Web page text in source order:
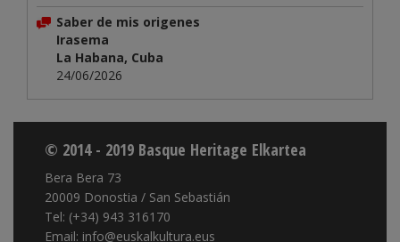
Saber de mis origenes
Irasema
La Habana, Cuba
24/06/2026
© 2014 - 2019 Basque Heritage Elkartea
Bera Bera 73
20009 Donostia / San Sebastián
Tel: (+34) 943 316170
Email: info@euskalkultura.eus